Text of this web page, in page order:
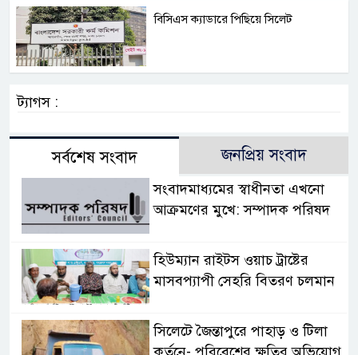
বিসিএস ক্যাডারে পিছিয়ে সিলেট
ট্যাগস :
সর্বশেষ সংবাদ জনপ্রিয় সংবাদ
সংবাদমাধ্যমের স্বাধীনতা এখনো
আক্রমণের মুখে: সম্পাদক পরিষদ
হিউম্যান রাইটস ওয়াচ ট্রাষ্টের
মাসবপ্যাপী সেহরি বিতরণ চলমান
সিলেটে জৈন্তাপুরে পাহাড় ও টিলা